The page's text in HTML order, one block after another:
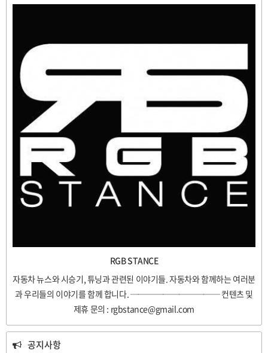
RGB STANCE
자동차 뉴스와 시승기, 튜닝과 관련된 이야기들. 자동차와 함께하는 여러분
과 우리들의 이야기를 함께 합니다. ─────────── 컨텐츠 및
제휴 문의 : rgbstance@gmail.com
공지사항